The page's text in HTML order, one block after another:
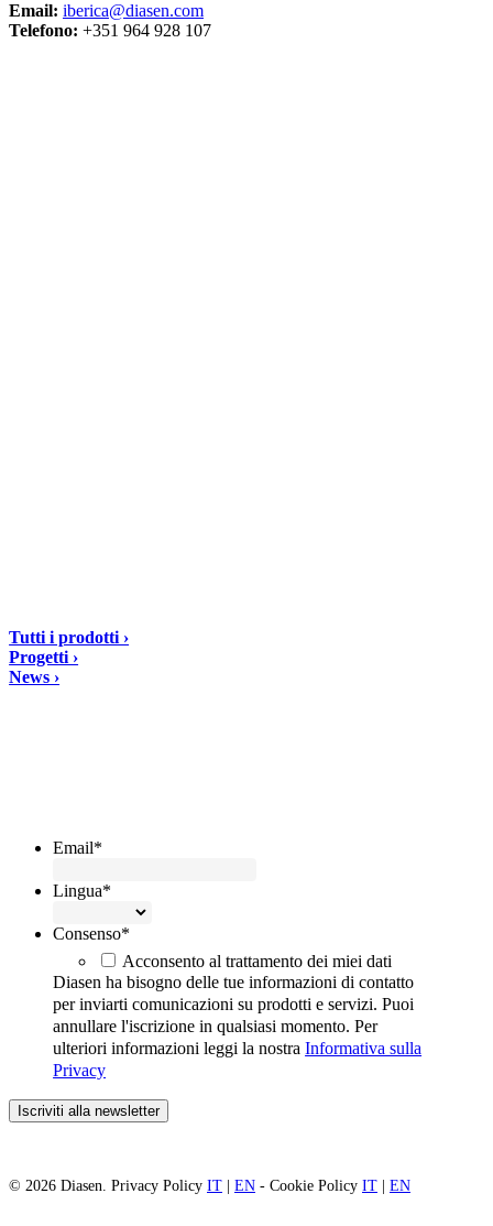
Email: iberica@diasen.com
Telefono: +351 964 928 107
Tutti i prodotti ›
Progetti ›
News ›
Email*
Lingua*
Consenso*
Acconsento al trattamento dei miei dati
Diasen ha bisogno delle tue informazioni di contatto
per inviarti comunicazioni su prodotti e servizi. Puoi
annullare l'iscrizione in qualsiasi momento. Per
ulteriori informazioni leggi la nostraInformativa sulla
Privacy
© 2026 Diasen. Privacy Policy IT | EN - Cookie Policy IT | EN